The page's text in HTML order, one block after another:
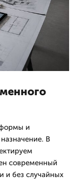
формы и
В
современный
и без случайных